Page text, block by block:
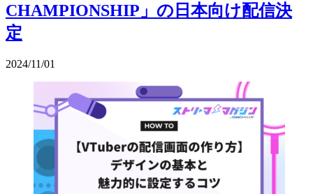
CHAMPIONSHIP」の日本向け配信決
定
2024/11/01